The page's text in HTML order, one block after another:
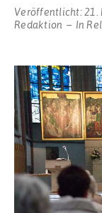
Veröffentlicht:21.
Redaktion
In